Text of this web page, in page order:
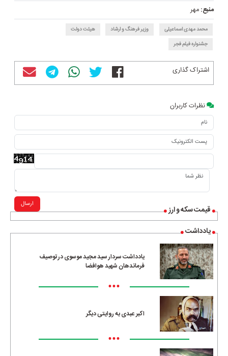
قیمت سکه و ارز
یادداشت
یادداشت سردار سید مجید موسوی در توصیف
فرماندهان شهید هوافضا
•••
اکبر عبدی به روایتی دیگر
•••
منبع:مهر
محمد مهدی اسماعیلی وزیر فرهنگ و ارشاد
هیئت دولت
جشنواره فیلم فجر
اشتراک گذاری
نظرات کاربران
ارسال